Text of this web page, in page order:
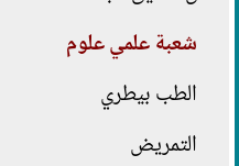
شعبة علمي علوم
الطب بيطري
التمريض